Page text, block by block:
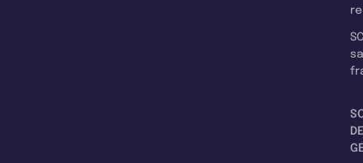
DE